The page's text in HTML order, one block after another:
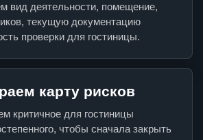
вид деятельности, помещение,
текущую документацию
проверки для гостиницы.
карту рисков
критичное для гостиницы
чтобы сначала закрыть